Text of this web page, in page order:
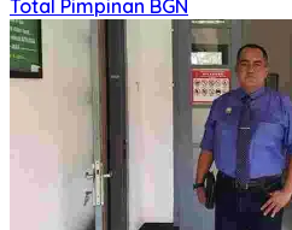
Total Pimpinan BGN